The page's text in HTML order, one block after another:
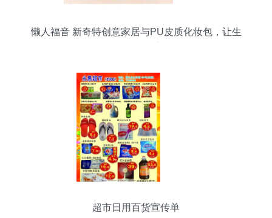
懒人福音 新奇特创意家居与PU皮质化妆包，让生
超市日用百货宣传单